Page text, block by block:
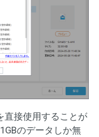
直接使用することが
のデータしか無